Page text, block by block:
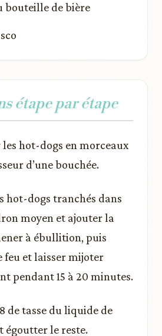
bouteille de bière
étape par étape
hot-dogs en morceaux
d’une bouchée.
hot-dogs tranchés dans
moyen et ajouter la
à ébullition, puis
feu et laisser mijoter
pendant 15 à 20 minutes.
de tasse du liquide de
égoutter le reste.